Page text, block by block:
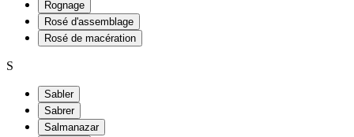
Rognage
Rosé d'assemblage
Rosé de macération
S
Sabler
Sabrer
Salmanazar